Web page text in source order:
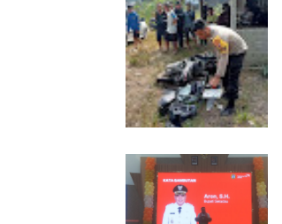
Truk Kontainer Oleng
Tabrak Vario, Warga
Kapuas Meninggal di
Dusun Mak Tampong